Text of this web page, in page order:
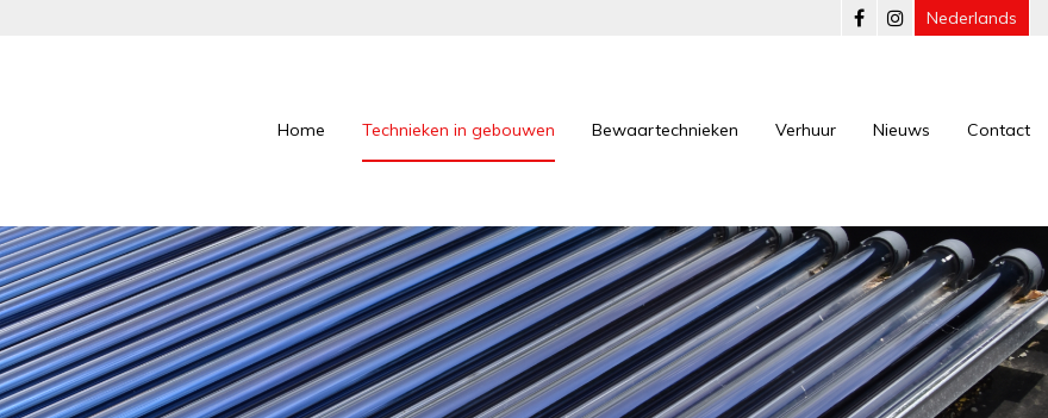
Nederlands
Home Technieken in gebouwen Bewaartechnieken Verhuur Nieuws Contact